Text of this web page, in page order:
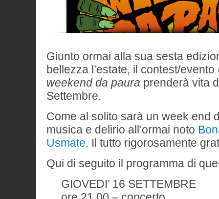
Giunto ormai alla sua sesta
bellezza l’estate, il contest/evento
weekend da paura prenderà vita
Settembre.
Come al solito sarà un week end
musica e delirio all’ormai noto
Usmate. Il tutto rigorosamente
Qui di seguito il programma di
GIOVEDI’ 16 SETTEMBRE